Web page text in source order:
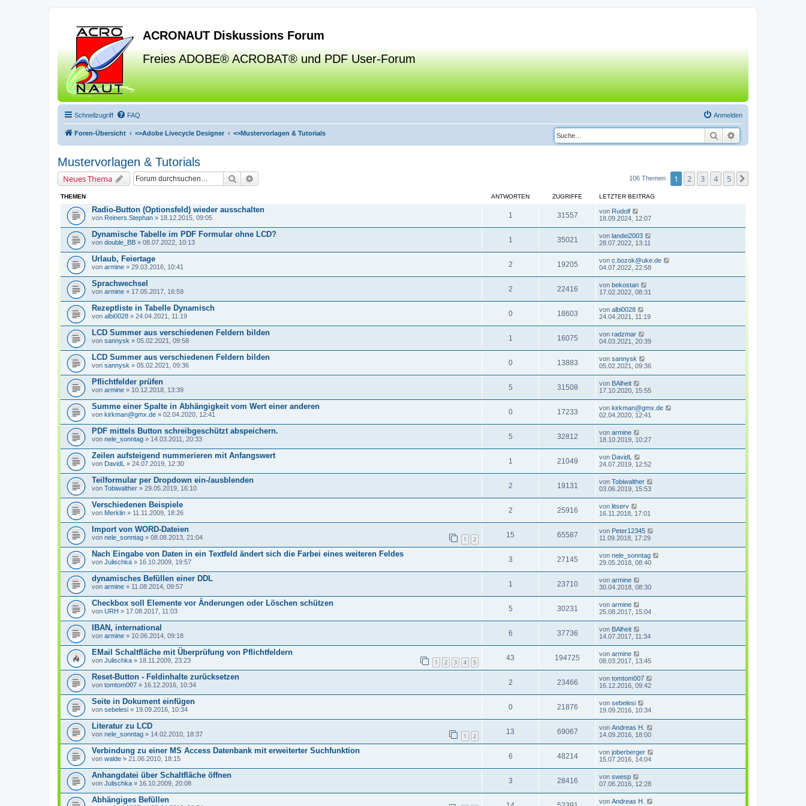
ACRONAUT Diskussions Forum
Freies ADOBE® ACROBAT® und PDF User-Forum
Schnellzugriff FAQ Anmelden
Foren-Übersicht <>Adobe Livecycle Designer <>Mustervorlagen & Tutorials Suche
Mustervorlagen & Tutorials
Neues Thema Suche 106 Themen 1 2 3 4 5
THEMEN ANTWORTEN ZUGRIFFE LETZTER BEITRAG
Radio-Button (Optionsfeld) wieder ausschalten
von Reiners.Stephan » 18.12.2015, 09:05 1 31557 von Rudolf
18.09.2024, 12:07
Dynamische Tabelle im PDF Formular ohne LCD?
von double_BB » 08.07.2022, 10:13 1 35021 von landei2003
28.07.2022, 13:11
Urlaub, Feiertage
von armine » 29.03.2016, 10:41 2 19205 von c.bozok@uke.de
04.07.2022, 22:58
Sprachwechsel
von armine » 17.05.2017, 16:59 2 22416 von bekostan
17.02.2022, 08:31
Rezeptliste in Tabelle Dynamisch
von albi0028 » 24.04.2021, 11:19 0 18603 von albi0028
24.04.2021, 11:19
LCD Summer aus verschiedenen Feldern bilden
von sannysk » 05.02.2021, 09:58 1 16075 von radzmar
04.03.2021, 20:39
LCD Summer aus verschiedenen Feldern bilden
von sannysk » 05.02.2021, 09:36 0 13883 von sannysk
05.02.2021, 09:36
Pflichtfelder prüfen
von armine » 10.12.2018, 13:39 5 31508 von BAlheit
17.10.2020, 15:55
Summe einer Spalte in Abhängigkeit vom Wert einer anderen
von kirkman@gmx.de » 02.04.2020, 12:41 0 17233 von kirkman@gmx.de
02.04.2020, 12:41
PDF mittels Button schreibgeschützt abspeichern.
von nele_sonntag » 14.03.2011, 20:33 5 32812 von armine
18.10.2019, 10:27
Zeilen aufsteigend nummerieren mit Anfangswert
von DavidL » 24.07.2019, 12:30 1 21049 von DavidL
24.07.2019, 12:52
Teilformular per Dropdown ein-/ausblenden
von Tobiwalther » 29.05.2019, 16:10 2 19131 von Tobiwalther
03.06.2019, 15:53
Verschiedenen Beispiele
von Merklin » 11.11.2009, 18:26 2 25916 von litserv
16.11.2018, 17:01
Import von WORD-Dateien
von nele_sonntag » 08.08.2013, 21:04 1 2
15 65587 von Peter12345
11.09.2018, 17:29
Nach Eingabe von Daten in ein Textfeld ändert sich die Farbei eines weiteren Feldes
von Julischka » 16.10.2009, 19:57 3 27145 von nele_sonntag
29.05.2018, 08:40
dynamisches Befüllen einer DDL
von armine » 11.08.2014, 09:57 1 23710 von armine
30.04.2018, 08:30
Checkbox soll Elemente vor Änderungen oder Löschen schützen
von URH » 17.08.2017, 11:03 5 30231 von armine
25.08.2017, 15:04
IBAN, international
von armine » 10.06.2014, 09:18 6 37736 von BAlheit
14.07.2017, 11:34
EMail Schaltfläche mit Überprüfung von Pflichtfeldern
von Julischka » 18.11.2009, 23:23 1 2 3 4 5
43 194725 von armine
08.03.2017, 13:45
Reset-Button - Feldinhalte zurücksetzen
von tomtom007 » 16.12.2016, 10:34 2 23466 von tomtom007
16.12.2016, 09:42
Seite in Dokument einfügen
von sebelesi » 19.09.2016, 10:34 0 21876 von sebelesi
19.09.2016, 10:34
Literatur zu LCD
von nele_sonntag » 14.02.2010, 18:37 1 2
13 69067 von Andreas H.
14.09.2016, 18:00
Verbindung zu einer MS Access Datenbank mit erweiterter Suchfunktion
von walde » 21.06.2010, 18:15 6 48214 von joberberger
15.07.2016, 14:04
Anhangdatei über Schaltfläche öffnen
von Julischka » 16.10.2009, 20:08 3 28416 von swesp
07.06.2016, 12:28
Abhängiges Befüllen von Andreas H.